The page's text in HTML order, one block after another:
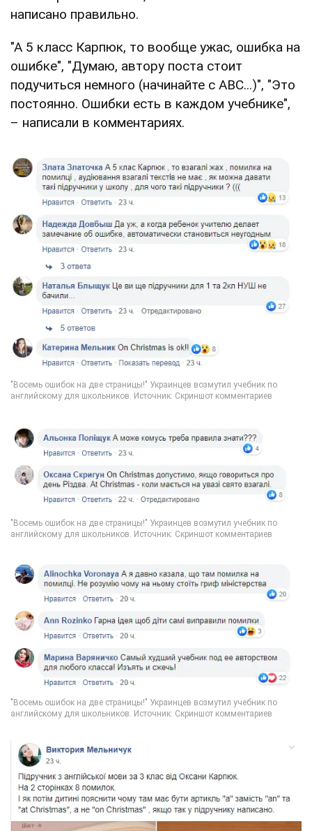
написано правильно.
"А 5 класс Карпюк, то вообще ужас, ошибка на
ошибке", "Думаю, автору поста стоит
подучиться немного (начинайте с АВС...)", "Это
постоянно. Ошибки есть в каждом учебнике",
– написали в комментариях.